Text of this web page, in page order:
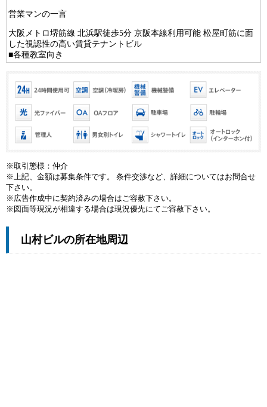
営業マンの一言
大阪メトロ堺筋線 北浜駅徒歩5分 京阪本線利用可能 松屋町筋に面
した視認性の高い賃貸テナントビル
■各種教室向き
※取引態様：仲介
※上記、金額は募集条件です。 条件交渉など、詳細についてはお問合せ
下さい。
※広告作成中に契約済みの場合はご容赦下さい。
※図面等現況が相違する場合は現況優先にてご容赦下さい。
山村ビルの所在地周辺